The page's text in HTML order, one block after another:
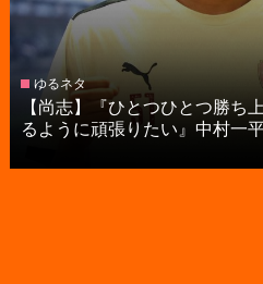
ゆるネタ
【尚志】『ひとつひとつ勝ち
るように頑張りたい』中村一